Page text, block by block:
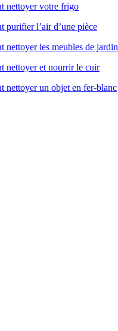
nettoyer votre frigo
purifier l’air d’une pièce
nettoyer les meubles de jardin
nettoyer et nourrir le cuir
nettoyer un objet en fer-blanc